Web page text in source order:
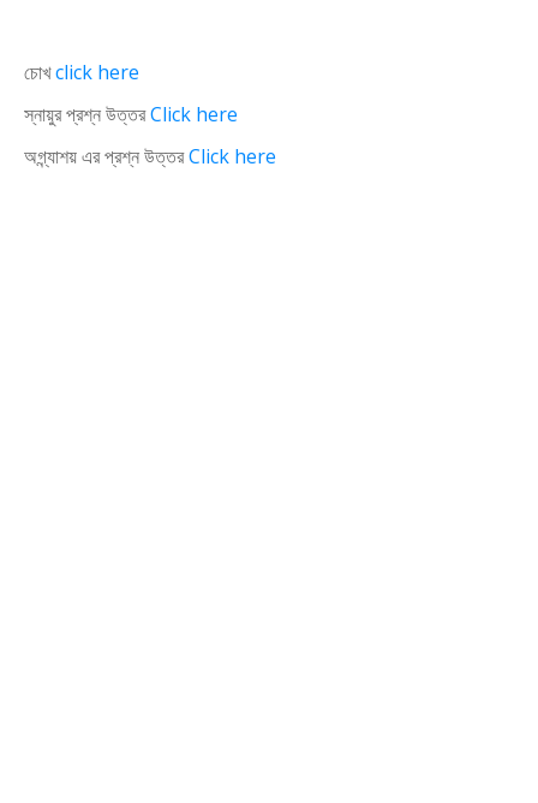
চোখclick here
স্নায়ুর প্রশ্ন উত্তরClick here
অগ্ন্যাশয় এর প্রশ্ন উত্তরClick here